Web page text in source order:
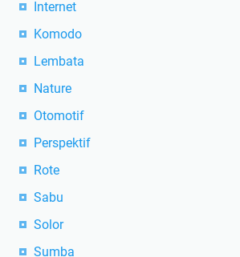
Internet
Komodo
Lembata
Nature
Otomotif
Perspektif
Rote
Sabu
Solor
Sumba